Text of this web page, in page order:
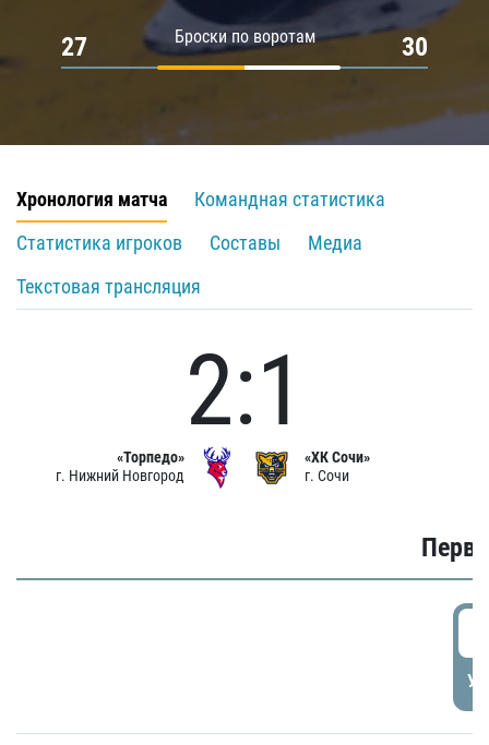
Броски по воротам
27 30
Хронология матча
Командная статистика
Статистика игроков
Составы
Медиа
Текстовая трансляция
«Торпедо»
г. Нижний Новгород
2:1
«ХК Сочи»
г. Сочи